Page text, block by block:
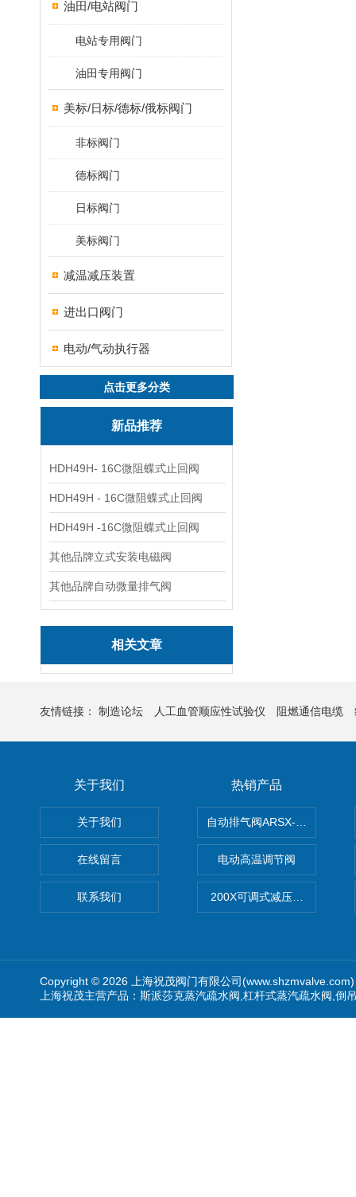
油田/电站阀门
电站专用阀门
油田专用阀门
美标/日标/德标/俄标阀门
非标阀门
德标阀门
日标阀门
美标阀门
减温减压装置
进出口阀门
电动/气动执行器
点击更多分类
新品推荐
HDH49H- 16C微阻蝶式止回阀
HDH49H - 16C微阻蝶式止回阀
HDH49H -16C微阻蝶式止回阀
其他品牌立式安装电磁阀
其他品牌自动微量排气阀
相关文章
友情链接： 制造论坛 人工血管顺应性试验仪 阻燃通信电缆
关于我们
关于我们
在线留言
联系我们
热销产品
自动排气阀ARSX-0015/
电动高温调节阀
200X可调式减压阀（减压稳
Copyright © 2026 上海祝茂阀门有限公司
上海祝茂主营产品：斯派莎克蒸汽疏水阀,杠杆式蒸汽疏水阀,倒